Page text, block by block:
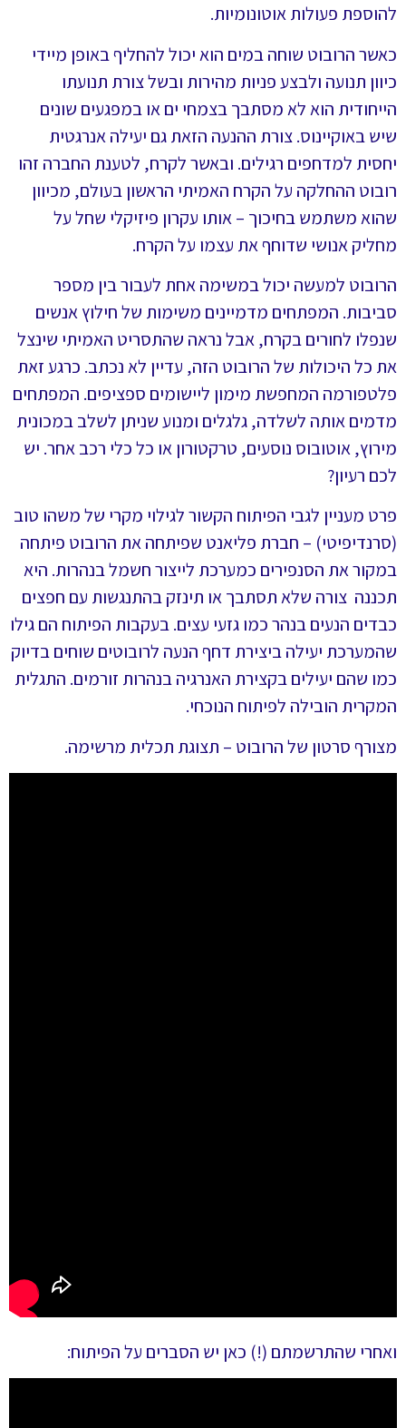
להוספת פעולות אוטונומיות.
כאשר הרובוט שוחה במים הוא יכול להחליף באופן מיידי
כיוון תנועה ולבצע פניות מהירות ובשל צורת תנועתו
הייחודית הוא לא מסתבך בצמחי ים או במפגעים שונים
שיש באוקיינוס. צורת ההנעה הזאת גם יעילה אנרגטית
יחסית למדחפים רגילים. ובאשר לקרח, לטענת החברה זהו
רובוט ההחלקה על הקרח האמיתי הראשון בעולם, מכיוון
שהוא משתמש בחיכוך – אותו עקרון פיזיקלי שחל על
מחליק אנושי שדוחף את עצמו על הקרח.
הרובוט למעשה יכול במשימה אחת לעבור בין מספר
סביבות. המפתחים מדמיינים משימות של חילוץ אנשים
שנפלו לחורים בקרח, אבל נראה שהתסריט האמיתי שינצל
את כל היכולות של הרובוט הזה, עדיין לא נכתב. כרגע זאת
פלטפורמה המחפשת מימון ליישומים ספציפים. המפתחים
מדמים אותה לשלדה, גלגלים ומנוע שניתן לשלב במכונית
מירוץ, אוטובוס נוסעים, טרקטורון או כל כלי רכב אחר. יש
לכם רעיון?
פרט מעניין לגבי הפיתוח הקשור לגילוי מקרי של משהו טוב
(סרנדיפיטי) – חברת פליאנט שפיתחה את הרובוט פיתחה
במקור את הסנפירים כמערכת לייצור חשמל בנהרות. היא
תכננה צורה שלא תסתבך או תינזק בהתנגשות עם חפצים
כבדים הנעים בנהר כמו גזעי עצים. בעקבות הפיתוח הם גילו
שהמערכת יעילה ביצירת דחף הנעה לרובוטים שוחים בדיוק
כמו שהם יעילים בקצירת האנרגיה בנהרות זורמים. התגלית
המקרית הובילה לפיתוח הנוכחי.
מצורף סרטון של הרובוט – תצוגת תכלית מרשימה.
ואחרי שהתרשמתם (!) כאן יש הסברים על הפיתוח: